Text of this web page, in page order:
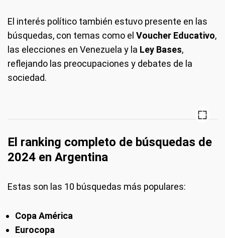
El interés político también estuvo presente en las
búsquedas, con temas como el Voucher Educativo,
las elecciones en Venezuela y la Ley Bases,
reflejando las preocupaciones y debates de la
sociedad.
El ranking completo de búsquedas de
2024 en Argentina
Estas son las 10 búsquedas más populares:
Copa América
Eurocopa